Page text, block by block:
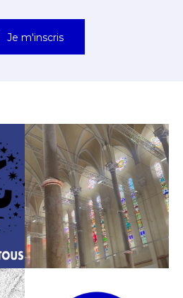
Je m'inscris